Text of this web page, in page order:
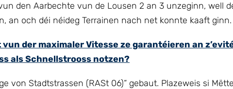
den Aarbechte vun de Lousen 2 an 3 unzeginn, well
an och déi néideg Terrainen nach net konnte kaaft ginn.
der maximaler Vitesse ze garantéieren an
als Schnellstrooss notzen?
von Stadtstrassen (RASt 06)“ gebaut. Plazeweis si